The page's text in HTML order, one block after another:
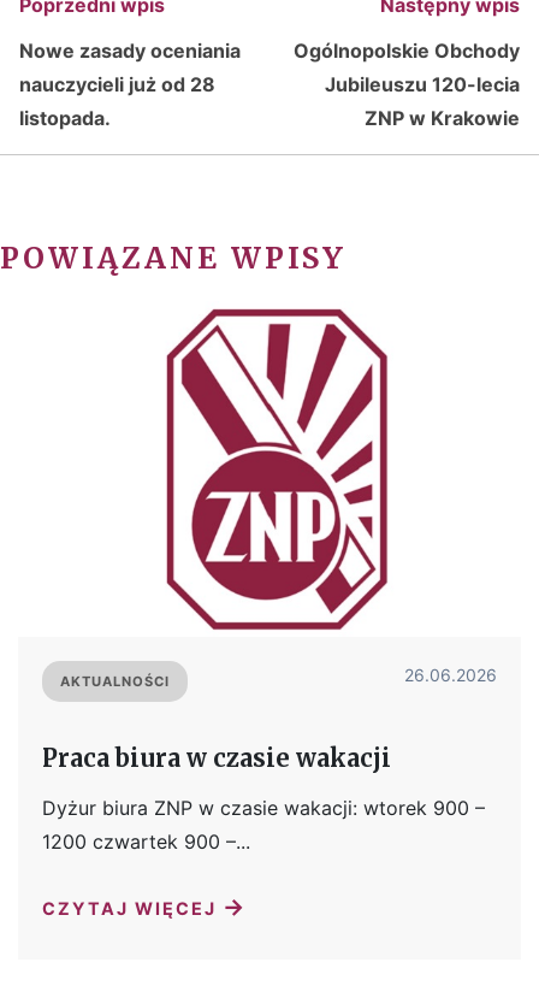
Nowe zasady oceniania
nauczycieli już od 28
listopada.
Ogólnopolskie Obchody
Jubileuszu 120-lecia
ZNP w Krakowie
POWIĄZANE WPISY
AKTUALNOŚCI 26.06.2026
Praca biura w czasie wakacji
Dyżur biura ZNP w czasie wakacji: wtorek 900 –
1200 czwartek 900 –...
CZYTAJ WIĘCEJ →